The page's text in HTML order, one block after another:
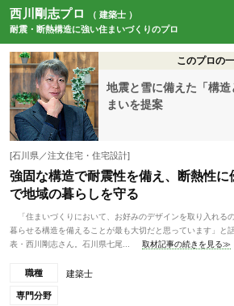
西川剛志プロ
（ 建築士 ）
耐震・断熱構造に強い住まいづくりのプロ
このプロの
地震と雪に備えた「構
まいを提案
[石川県／注文住宅・住宅設計]
強固な構造で耐震性を備え、断熱性に
で地域の暮らしを守る
「住まいづくりにおいて、お好みのデザインを取り入れる
暮らせる構造を備えることが最も大切だと思っています」と
表・西川剛志さん。石川県七尾...
取材記事の続きを見る≫
職種 建築士
専門分野